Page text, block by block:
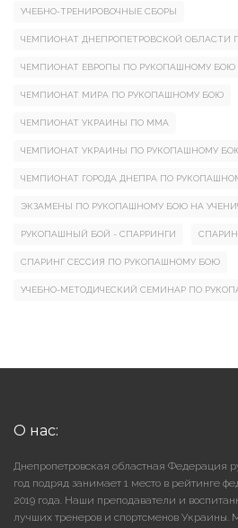
УЧЕБНО-ТРЕНИРОВОЧНЫЕ СБОРЫ
ЧЕМПИОНАТ ДНЕПРОПЕТРОВСКОЙ ОБЛАСТИ
ЧЕМПИОНАТ ЕВРОПЫ ПО РУКОПАШНОМУ БОЮ
ЧЕМПИОНАТ МИРА ПО РУКОПАШНОМУ БОЮ
ЧЕМПИОНАТ УКРАИНЫ ПО ММА
ЧЕМПИОНАТ УКРАИНЫ ПО РУКОПАШНОМУ
ЧЕМПИОНАТ ГОРОДА ДНЕПРА ПО
ЭКЗАМЕНЫ ПО РУКОПАШНОМУ БОЮ НА
РУКОПАШНЫЙ БОЙ - СПАРРИНГИ
СПАРИНГ СЕССИЯ ПО РУКОПАШНОМУ БОЮ
УЧЕБНО-МЕТОДИЧЕСКИЙ СЕМИНАР ПО
О нас:
Днепропетровская областная Федерация
год подряд занимает 1 место в рейтинге
2019 года. Наши преподаватели и
лучших тренеров и спортсменов Украины.